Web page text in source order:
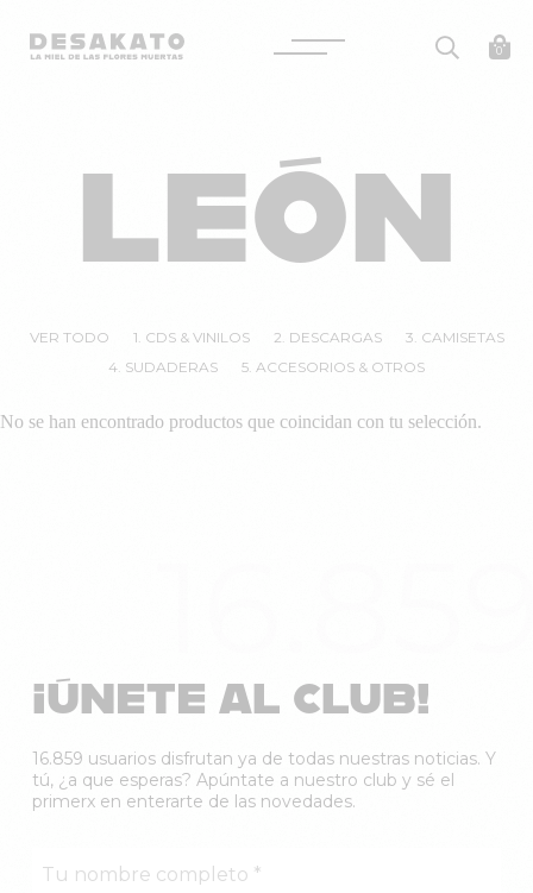
Desakato 0
LEÓN
VER TODO 1. CDS & VINILOS 2. DESCARGAS
3. CAMISETAS
4. SUDADERAS
5. ACCESORIOS & OTROS
No se han encontrado productos que coincidan con tu selección.
¡ÚNETE AL CLUB!
16.859 usuarios disfrutan ya de todas nuestras noticias. Y
tú, ¿a que esperas? Apúntate a nuestro club y sé el
primerx en enterarte de las novedades.